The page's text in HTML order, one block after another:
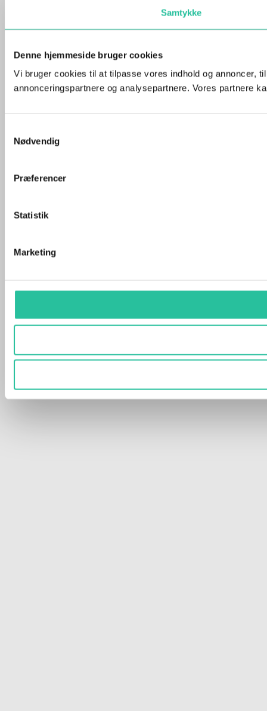
Samtykke
Denne hjemmeside bruger cookies
Vi bruger cookies til at tilpasse vores indhold og annoncer,
annonceringspartnere og analysepartnere. Vores partnere
Nødvendig
Præferencer
Statistik
Marketing